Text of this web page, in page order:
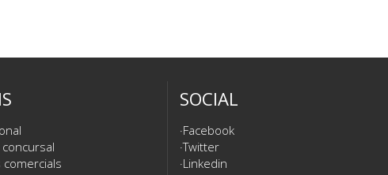
SOCIAL
Facebook
Twitter
Linkedin